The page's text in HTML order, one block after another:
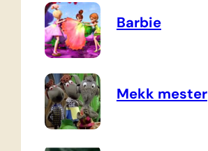
Barbie
Mekk mester